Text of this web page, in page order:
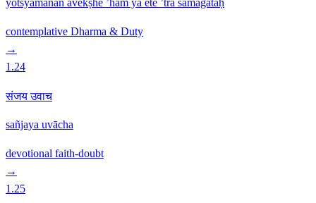
contemplative Dharma & Duty
→
1.24
संजय उवाच
sañjaya uvācha
devotional faith-doubt
→
1.25